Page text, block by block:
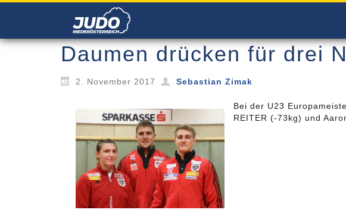
Daumen drücken für drei
2. November 2017 Sebastian Zimak
Bei der U23
REITER (-73kg) und